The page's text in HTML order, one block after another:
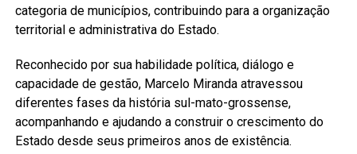
categoria de municípios, contribuindo para a organização
territorial e administrativa do Estado.
Reconhecido por sua habilidade política, diálogo e
capacidade de gestão, Marcelo Miranda atravessou
diferentes fases da história sul-mato-grossense,
acompanhando e ajudando a construir o crescimento do
Estado desde seus primeiros anos de existência.